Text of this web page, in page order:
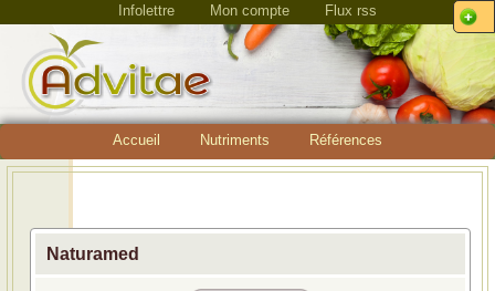
Infolettre Mon compte Flux rss
Accueil Nutriments Références
Naturamed